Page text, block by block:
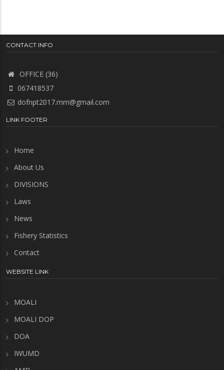
CONTACT INFO
OFFICE (36)
067418537
dofnpt2017.mm@gmail.com
LINK FOOTER
Home
About Us
DIVISIONS
Laws
News
Fishery Statistics
Contact
WEBSITE LINK
MOALI
MOALI DOP
DOA
IWUMD